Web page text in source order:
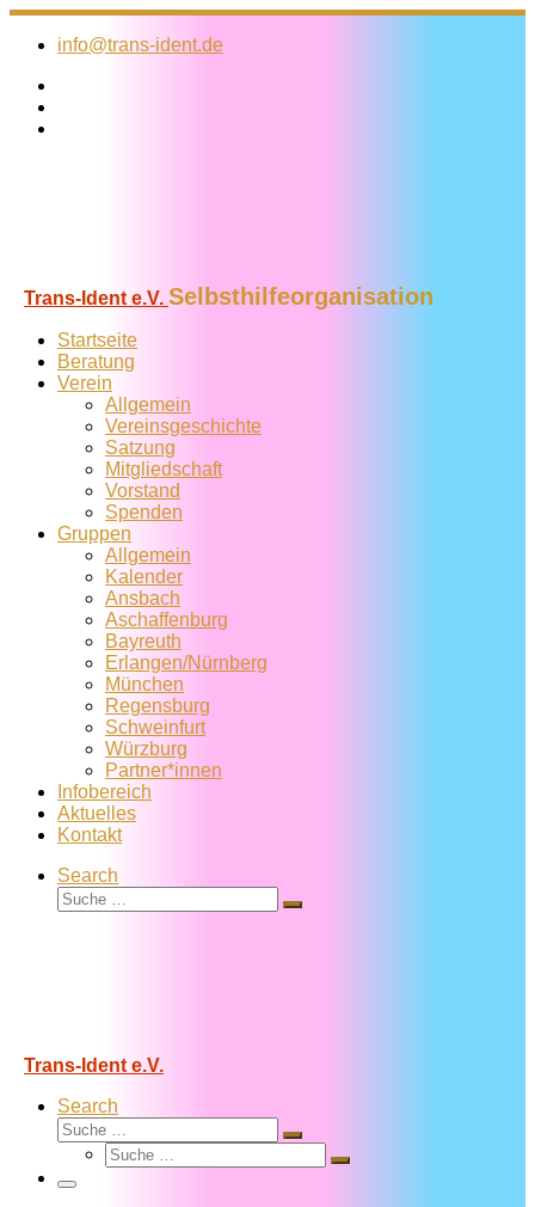
Zum
Inhalt
info@trans-ident.de
Trans-Ident e.V. Selbsthilfeorganisation
Startseite
Beratung
Verein
Allgemein
Vereins­geschichte
Satzung
Mitglied­schaft
Vorstand
Spenden
Gruppen
Allgemein
Kalender
Ansbach
Aschaffenburg
Bayreuth
Erlangen/Nürnberg
München
Regensburg
Schweinfurt
Würzburg
Partner*innen
Infobereich
Aktuelles
Kontakt
Search
Suche
Suche
Trans-Ident e.V.
Search
Suche
Suche
Suche
Suche
Menü